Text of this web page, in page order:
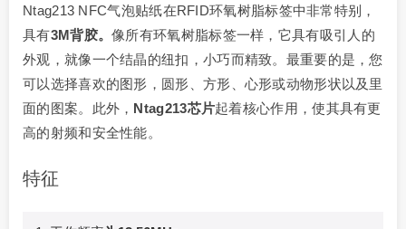
Ntag213 NFC气泡贴纸在RFID环氧树脂标签中非常特别，
具有3M背胶。像所有环氧树脂标签一样，它具有吸引人的
外观，就像一个结晶的纽扣，小巧而精致。最重要的是，您
可以选择喜欢的图形，圆形、方形、心形或动物形状以及里
面的图案。此外， Ntag213芯片起着核心作用，使其具有更
高的射频和安全性能。
特征